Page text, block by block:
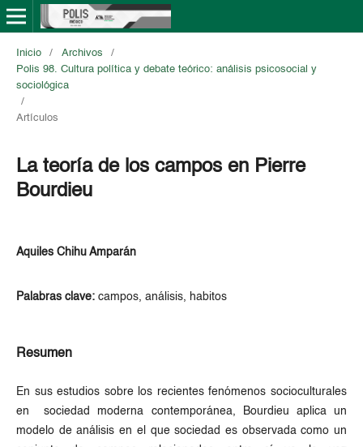
Inicio / Archivos
/
Polis 98. Cultura política y debate teórico: análisis psicosocial y
sociológica
/
Artículos
La teoría de los campos en Pierre
Bourdieu
Aquiles Chihu Amparán
Palabras clave: campos, análisis, habitos
Resumen
En sus estudios sobre los recientes fenómenos socioculturales
en sociedad moderna contemporánea, Bourdieu aplica un
modelo de análisis en el que sociedad es observada como un